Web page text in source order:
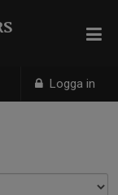
Logga in